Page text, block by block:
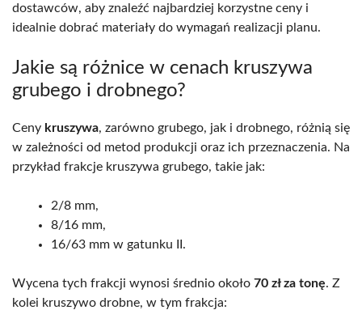
dostawców, aby znaleźć najbardziej korzystne ceny i
idealnie dobrać materiały do wymagań realizacji planu.
Jakie są różnice w cenach kruszywa
grubego i drobnego?
Ceny kruszywa, zarówno grubego, jak i drobnego, różnią się
w zależności od metod produkcji oraz ich przeznaczenia. Na
przykład frakcje kruszywa grubego, takie jak:
2/8 mm,
8/16 mm,
16/63 mm w gatunku II.
Wycena tych frakcji wynosi średnio około 70 zł za tonę. Z
kolei kruszywo drobne, w tym frakcja: